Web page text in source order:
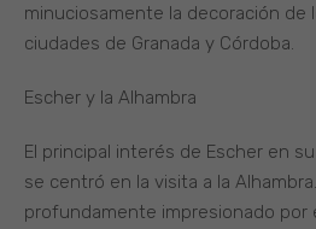
minuciosamente la decoración de
ciudades de Granada y Córdoba.
Escher y la Alhambra
El principal interés de Escher en
se centró en la visita a la
profundamente impresionado por